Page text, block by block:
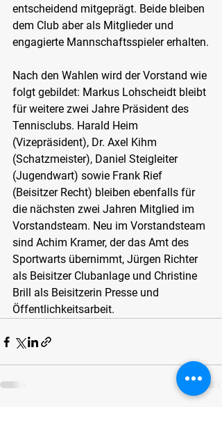
entscheidend mitgeprägt. Beide bleiben
dem Club aber als Mitglieder und
engagierte Mannschaftsspieler erhalten.
Nach den Wahlen wird der Vorstand wie
folgt gebildet: Markus Lohscheidt bleibt
für weitere zwei Jahre Präsident des
Tennisclubs. Harald Heim
(Vizepräsident), Dr. Axel Kihm
(Schatzmeister), Daniel Steigleiter
(Jugendwart) sowie Frank Rief
(Beisitzer Recht) bleiben ebenfalls für
die nächsten zwei Jahren Mitglied im
Vorstandsteam. Neu im Vorstandsteam
sind Achim Kramer, der das Amt des
Sportwarts übernimmt, Jürgen Richter
als Beisitzer Clubanlage und Christine
Brill als Beisitzerin Presse und
Öffentlichkeitsarbeit.